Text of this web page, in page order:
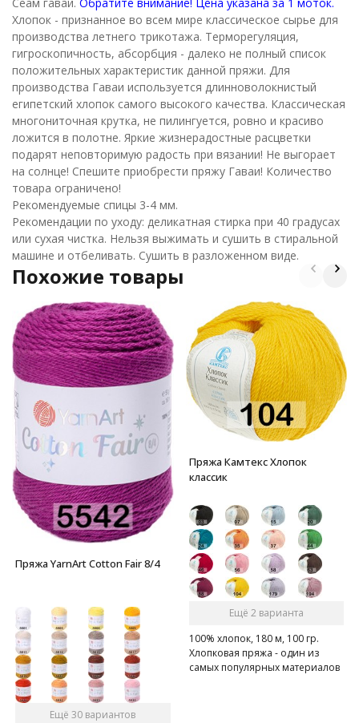
Хлопок - признанное во всем мире классическое сырье для
производства летнего трикотажа. Терморегуляция,
гигроскопичность, абсорбция - далеко не полный список
положительных характеристик данной пряжи. Для
производства Гаваи используется длинноволокнистый
египетский хлопок самого высокого качества. Классическая
многониточная крутка, не пилингуется, ровно и красиво
ложится в полотне. Яркие жизнерадостные расцветки
подарят неповторимую радость при вязании! Не выгорает
на солнце! Спешите приобрести пряжу Гаваи! Количество
товара ограничено!
Рекомендуемые спицы 3-4 мм.
Рекомендации по уходу: деликатная стирка при 40 градусах
или сухая чистка. Нельзя выжимать и сушить в стиральной
машине и отбеливать. Сушить в разложенном виде.
Похожие товары
Пряжа YarnArt Cotton Fair 8/4
Ещё 30 вариантов
Пряжа Камтекс Хлопок
классик
Ещё 2 варианта
100% хлопок, 180 м, 100 гр.
Хлопковая пряжа - один из
самых популярных материалов